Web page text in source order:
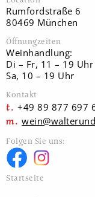
Rumfordstraße 6
80469 München
Öffnungzeiten
Weinhandlung:
Di – Fr, 11 – 19 Uhr
Sa, 10 – 19 Uhr
Kontakt
+49 89 877 697
Folgen Sie uns:
Startseite